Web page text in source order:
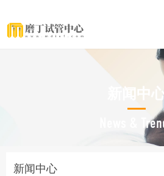
新闻中
News &
新闻中心